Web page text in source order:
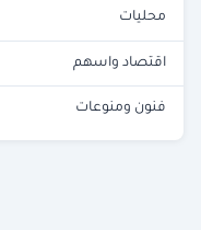
محليات
اقتصاد واسهم
فنون ومنوعات